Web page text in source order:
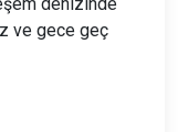
ve gece geç